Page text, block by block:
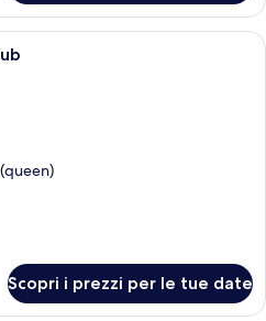
Una camera da letto con un letto, un
Scopri i prezzi per le tue date